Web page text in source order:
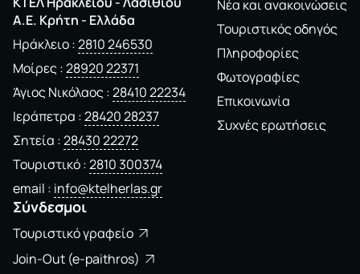
A.E. Kρήτη - Ελλάδα
Ηράκλειο 2810 246530
Μοίρες 28920 22371
Άγιος Νικόλαος 28410 22234
Ιεράπετρα 28420 28237
Σητεία 28430 22272
Τουριστικό 2810 300374
email info@ktelherlas.gr
Νέα και ανακοινώσεις
Τουριστικός οδηγός
Πληροφορίες
Φωτογραφίες
Επικοινωνία
Συχνές ερωτήσεις
Σύνδεσμοι
Τουριστικό γραφείο
Join-Out (e-paithros)